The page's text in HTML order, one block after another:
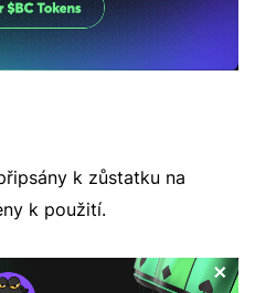
k zůstatku na
k použití.